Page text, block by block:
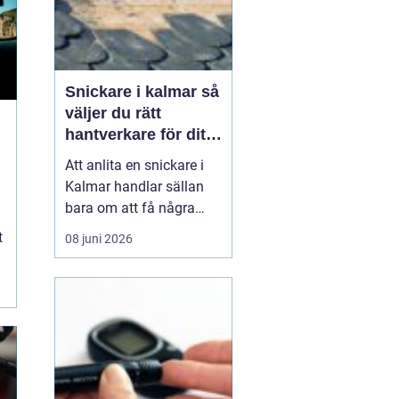
Snickare i kalmar så
väljer du rätt
hantverkare för ditt
projekt
Att anlita en snickare i
Kalmar handlar sällan
bara om att få några
brädor på plats. För
många familjer och
fungerar bättre i
vardagen en altan som
förlänger sommaren, en
öppnare planlösning
08 juni 2026